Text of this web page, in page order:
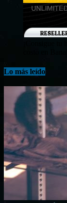
¡Consigue tu
costo en
Lo más leído